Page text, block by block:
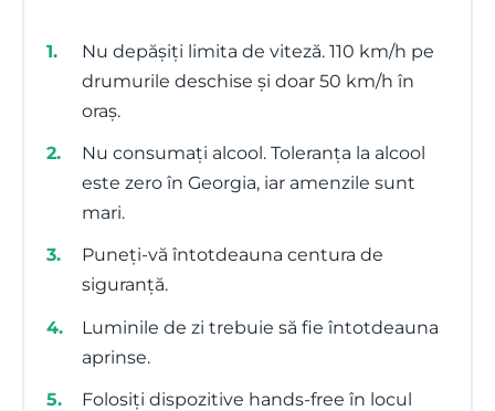
Nu depășiți limita de viteză. 110 km/h pe
drumurile deschise și doar 50 km/h în
oraș.
Nu consumați alcool. Toleranța la alcool
este zero în Georgia, iar amenzile sunt
mari.
Puneți-vă întotdeauna centura de
siguranță.
Luminile de zi trebuie să fie întotdeauna
aprinse.
Folosiți dispozitive hands-free în locul